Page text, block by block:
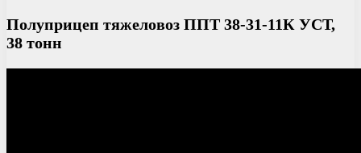
Полуприцеп тяжеловоз ППТ 38-31-11К УСТ,
38 тонн